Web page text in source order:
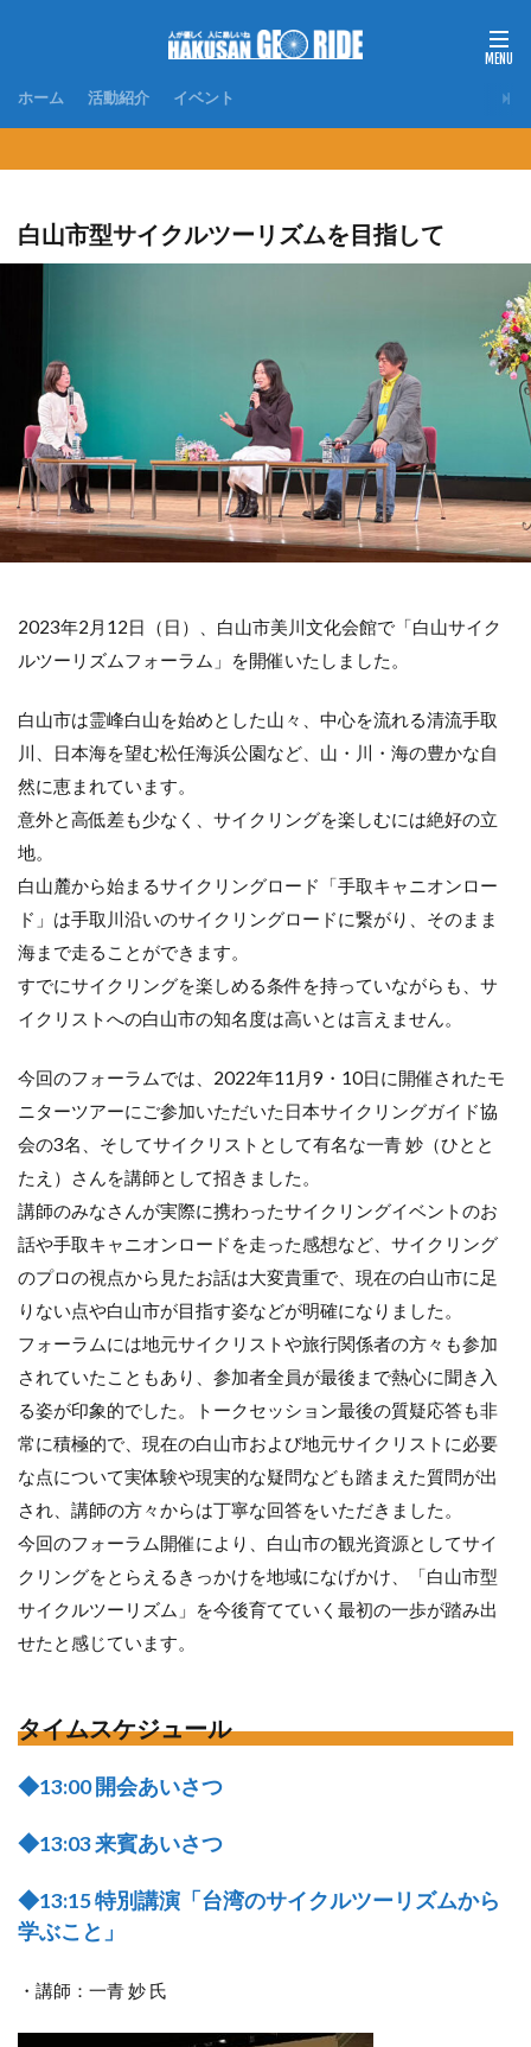
ホーム 活動紹介 イベント
白山市型サイクルツーリズムを目指して
2023年2月12日（日）、白山市美川文化会館で「白山サイク
ルツーリズムフォーラム」を開催いたしました。
白山市は霊峰白山を始めとした山々、中心を流れる清流手取
川、日本海を望む松任海浜公園など、山・川・海の豊かな自
然に恵まれています。
意外と高低差も少なく、サイクリングを楽しむには絶好の立
地。
白山麓から始まるサイクリングロード「手取キャニオンロー
ド」は手取川沿いのサイクリングロードに繋がり、そのまま
海まで走ることができます。
すでにサイクリングを楽しめる条件を持っていながらも、サ
イクリストへの白山市の知名度は高いとは言えません。
今回のフォーラムでは、2022年11月9・10日に開催されたモ
ニターツアーにご参加いただいた日本サイクリングガイド協
会の3名、そしてサイクリストとして有名な一青 妙（ひとと
たえ）さんを講師として招きました。
講師のみなさんが実際に携わったサイクリングイベントのお
話や手取キャニオンロードを走った感想など、サイクリング
のプロの視点から見たお話は大変貴重で、現在の白山市に足
りない点や白山市が目指す姿などが明確になりました。
フォーラムには地元サイクリストや旅行関係者の方々も参加
されていたこともあり、参加者全員が最後まで熱心に聞き入
る姿が印象的でした。トークセッション最後の質疑応答も非
常に積極的で、現在の白山市および地元サイクリストに必要
な点について実体験や現実的な疑問なども踏まえた質問が出
され、講師の方々からは丁寧な回答をいただきました。
今回のフォーラム開催により、白山市の観光資源としてサイ
クリングをとらえるきっかけを地域になげかけ、「白山市型
サイクルツーリズム」を今後育てていく最初の一歩が踏み出
せたと感じています。
タイムスケジュール
◆13:00 開会あいさつ
◆13:03 来賓あいさつ
◆13:15 特別講演「台湾のサイクルツーリズムから
学ぶこと」
・講師：一青 妙 氏